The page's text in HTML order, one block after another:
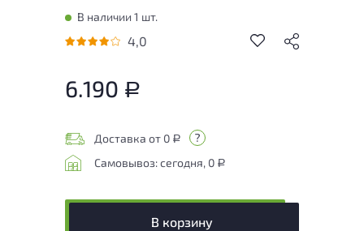
В наличии 1 шт.
4,0
6.190 Р
Доставка от 0 Р
Самовывоз: сегодня, 0 Р
В корзину